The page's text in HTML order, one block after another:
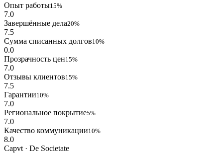
Опыт работы15%
7.0
Завершённые дела20%
7.5
Сумма списанных долгов10%
0.0
Прозрачность цен15%
7.0
Отзывы клиентов15%
7.5
Гарантии10%
7.0
Региональное покрытие5%
7.0
Качество коммуникации10%
8.0
Capvt · De Societate